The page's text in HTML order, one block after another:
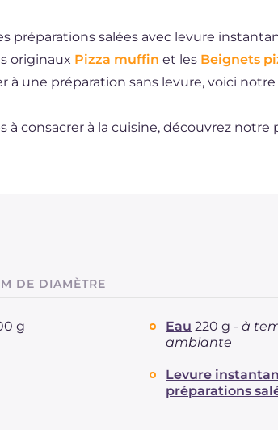
préparations salées avec levure
originaux Pizza muffin et les Beignets
à une préparation sans levure, voici notre
à consacrer à la cuisine, découvrez notre
DE DIAMÈTRE
g Eau 220 g - à
ambiante
Levure
préparations